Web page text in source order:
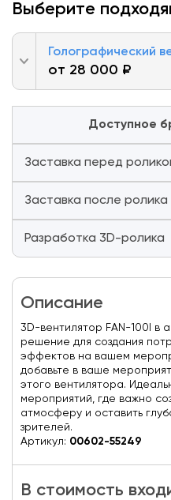
Выберите
Голографический
от 28 000 ₽
Доступное
Заставка перед
Заставка после ролика
Разработка 3D-ролика
Описание
3D-вентилятор FAN-100I в
решение для создания
эффектов на вашем
добавьте в ваше
этого вентилятора.
мероприятий, где важно
атмосферу и оставить
зрителей.
Артикул: 00602-55249
В стоимость